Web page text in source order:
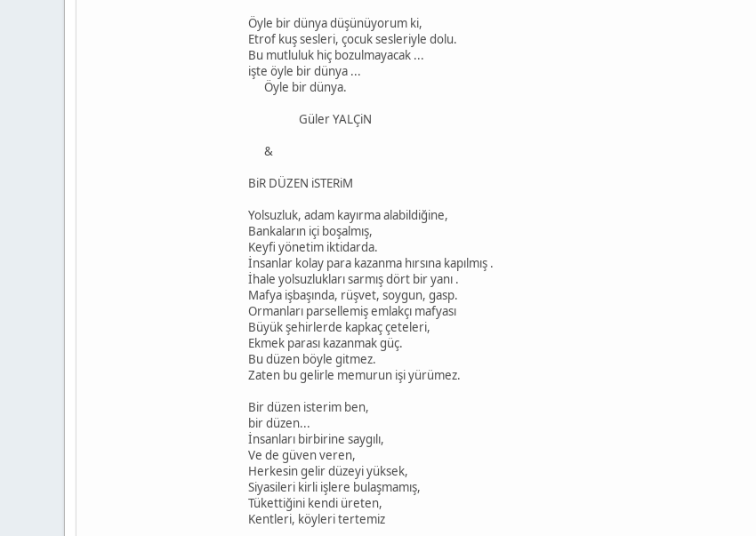
Öyle bir dünya düşünüyorum ki,
Etrof kuş sesleri, çocuk sesleriyle dolu.
Bu mutluluk hiç bozulmayacak ...
işte öyle bir dünya ...
Öyle bir dünya.
Güler YALÇiN
&
BiR DÜZEN iSTERiM
Yolsuzluk, adam kayırma alabildiğine,
Bankaların içi boşalmış,
Keyfi yönetim iktidarda.
İnsanlar kolay para kazanma hırsına kapılmış .
İhale yolsuzlukları sarmış dört bir yanı .
Mafya işbaşında, rüşvet, soygun, gasp.
Ormanları parsellemiş emlakçı mafyası
Büyük şehirlerde kapkaç çeteleri,
Ekmek parası kazanmak güç.
Bu düzen böyle gitmez.
Zaten bu gelirle memurun işi yürümez.
Bir düzen isterim ben,
bir düzen...
İnsanları birbirine saygılı,
Ve de güven veren,
Herkesin gelir düzeyi yüksek,
Siyasileri kirli işlere bulaşmamış,
Tükettiğini kendi üreten,
Kentleri, köyleri tertemiz